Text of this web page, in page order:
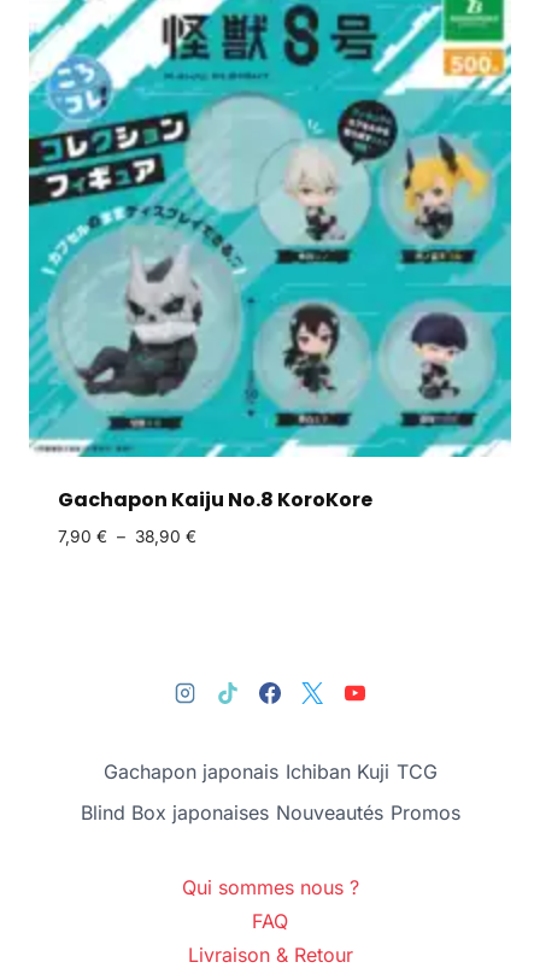
Gachapon Kaiju No.8 KoroKore
7,90 € – 38,90 €
Gachapon japonais Ichiban Kuji TCG
Blind Box japonaises Nouveautés Promos
Qui sommes nous ?
FAQ
Livraison & Retour